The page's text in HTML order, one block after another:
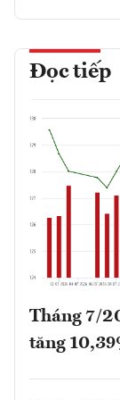
Đọc tiếp
Tháng 7/
tăng